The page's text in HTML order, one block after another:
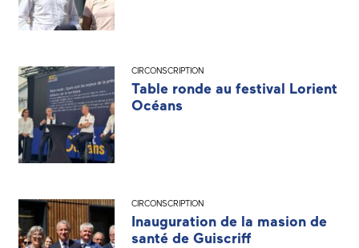
CIRCONSCRIPTION
Table ronde au festival Lorient
Océans
CIRCONSCRIPTION
Inauguration de la masion de
santé de Guiscriff